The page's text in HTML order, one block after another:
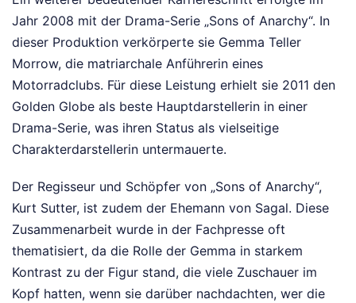
Jahr 2008 mit der Drama-Serie „Sons of Anarchy“. In
dieser Produktion verkörperte sie Gemma Teller
Morrow, die matriarchale Anführerin eines
Motorradclubs. Für diese Leistung erhielt sie 2011 den
Golden Globe als beste Hauptdarstellerin in einer
Drama-Serie, was ihren Status als vielseitige
Charakterdarstellerin untermauerte.
Der Regisseur und Schöpfer von „Sons of Anarchy“,
Kurt Sutter, ist zudem der Ehemann von Sagal. Diese
Zusammenarbeit wurde in der Fachpresse oft
thematisiert, da die Rolle der Gemma in starkem
Kontrast zu der Figur stand, die viele Zuschauer im
Kopf hatten, wenn sie darüber nachdachten, wer die